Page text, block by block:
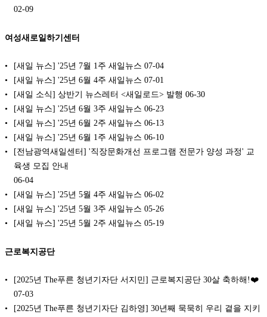
02-09
여성새로일하기센터
[새일 뉴스] '25년 7월 1주 새일뉴스 07-04
[새일 뉴스] '25년 6월 4주 새일뉴스 07-01
[새일 소식] 상반기 뉴스레터 <새일로드> 발행 06-30
[새일 뉴스] '25년 6월 3주 새일뉴스 06-23
[새일 뉴스] '25년 6월 2주 새일뉴스 06-13
[새일 뉴스] '25년 6월 1주 새일뉴스 06-10
[전남광역새일센터] '직장문화개선 프로그램 전문가 양성 과정' 교
육생 모집 안내
06-04
[새일 뉴스] '25년 5월 4주 새일뉴스 06-02
[새일 뉴스] '25년 5월 3주 새일뉴스 05-26
[새일 뉴스] '25년 5월 2주 새일뉴스 05-19
근로복지공단
[2025년 The푸른 청년기자단 서지민] 근로복지공단 30살 축하해!❤️
07-03
[2025년 The푸른 청년기자단 김하영] 30년째 묵묵히 우리 곁을 지키